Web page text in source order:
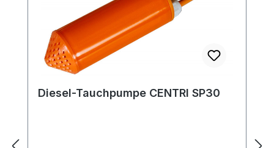
Diesel-Tauchpumpe CENTRI SP30